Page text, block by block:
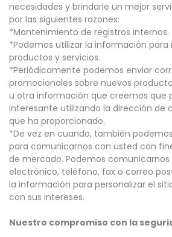
necesidades y brindarle un mejor
por las siguientes razones:
*Mantenimiento de registros internos.
*Podemos utilizar la información para
productos y servicios.
*Periódicamente podemos enviar
promocionales sobre nuevos
u otra información que creemos que
interesante utilizando la dirección de
que ha proporcionado.
*De vez en cuando, también
para comunicarnos con usted con
de mercado. Podemos
electrónico, teléfono, fax o correo
la información para personalizar el
con sus intereses.
Nuestro compromiso con la